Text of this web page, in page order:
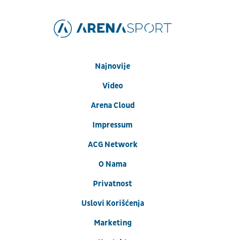
Najnovije
Video
Arena Cloud
Impressum
ACG Network
O Nama
Privatnost
Uslovi Korišćenja
Marketing